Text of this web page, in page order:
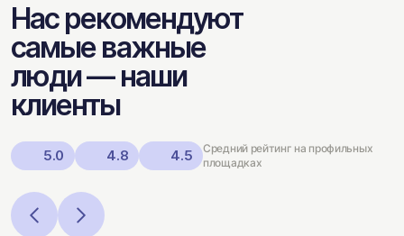
Нас рекомендуют
самые важные
люди — наши
клиенты
5.0 4.8 4.5
Средний рейтинг на профильных
площадках